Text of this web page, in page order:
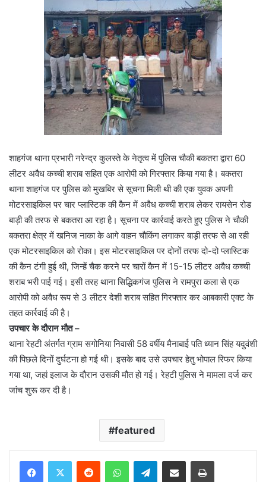
शाहगंज थाना प्रभारी नरेन्द्र कुलस्ते के नेतृत्व में पुलिस चौकी बकतरा द्वारा 60
लीटर अवैध कच्ची शराब सहित एक आरोपी को गिरफ्तार किया गया है। बकतरा
थाना शाहगंज पर पुलिस को मुखबिर से सूचना मिली थी की एक युवक अपनी
मोटरसाइकिल पर चार प्लास्टिक की कैन में अवैध कच्ची शराब लेकर रायसेन रोड
बाड़ी की तरफ से बकतरा आ रहा है। सूचना पर कार्रवाई करते हुए पुलिस ने चौकी
बकतरा क्षेत्र में खनिज नाका के आगे वाहन चौकिंग लगाकर बाड़ी तरफ से आ रही
एक मोटरसाइकिल को रोका। इस मोटरसाइकिल पर दोनों तरफ दो-दो प्लास्टिक
की कैन टंगी हुई थी, जिन्हें चैक करने पर चारों कैन में 15-15 लीटर अवैध कच्ची
शराब भरी पाई गई। इसी तरह थाना सिद्धिकगंज पुलिस ने रामपुरा कला से एक
आरोपी को अवैध रूप से 3 लीटर देशी शराब सहित गिरफ्तार कर आबकारी एक्ट के
तहत कार्रवाई की है।
उपचार के दौरान मौत –
थाना रेहटी अंतर्गत ग्राम सगोनिया निवासी 58 वर्षीय मैनाबाई पति ध्यान सिंह यदुवंशी
की पिछले दिनों दुर्घटना हो गई थी। इसके बाद उसे उपचार हेतु भोपाल रिफर किया
गया था, जहां इलाज के दौरान उसकी मौत हो गई। रेहटी पुलिस ने मामला दर्ज कर
जांच शुरू कर दी है।
featured
Telegram